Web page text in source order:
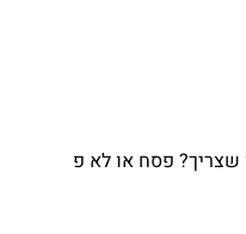
שצריך? פסח או לא פ